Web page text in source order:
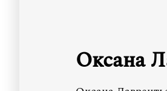
Оксана